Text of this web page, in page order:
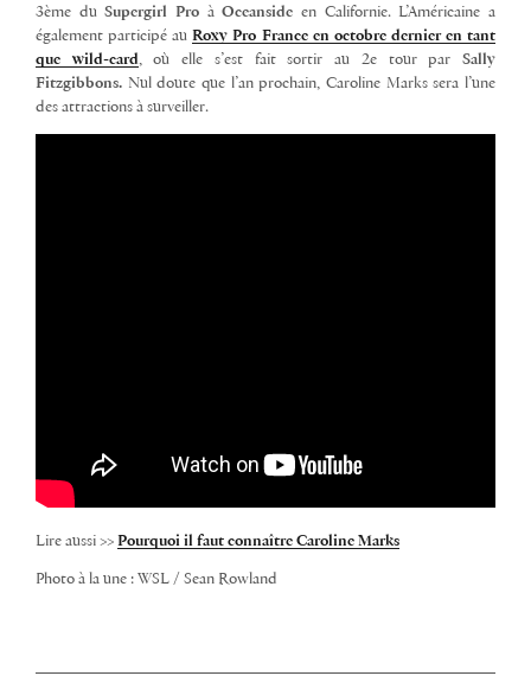
3ème duSupergirl Pro àOceanside en Californie. L’Américaine a
également participé auRoxy Pro France en octobre dernier en tant
que wild-card, où elle s’est fait sortir au 2e tour parSally
Fitzgibbons. Nul doute que l’an prochain, Caroline Marks sera l’une
des attractions à surveiller.
Lire aussi >> Pourquoi il faut connaître Caroline Marks
Photo à la une : WSL / Sean Rowland